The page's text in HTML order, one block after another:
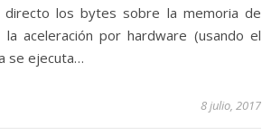
los bytes sobre la memoria de
aceleración por hardware (usando el
se ejecuta…
8 julio, 2017